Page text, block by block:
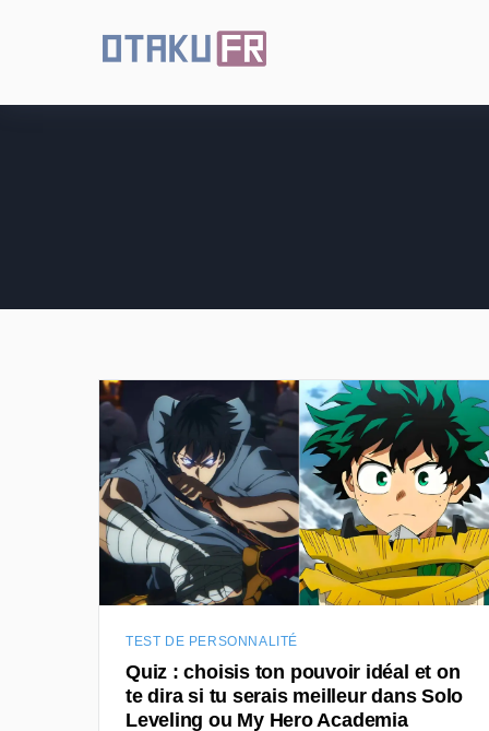
TEST DE PERSONNALITÉ
Quiz : choisis ton pouvoir idéal et on
te dira si tu serais meilleur dans Solo
Leveling ou My Hero Academia